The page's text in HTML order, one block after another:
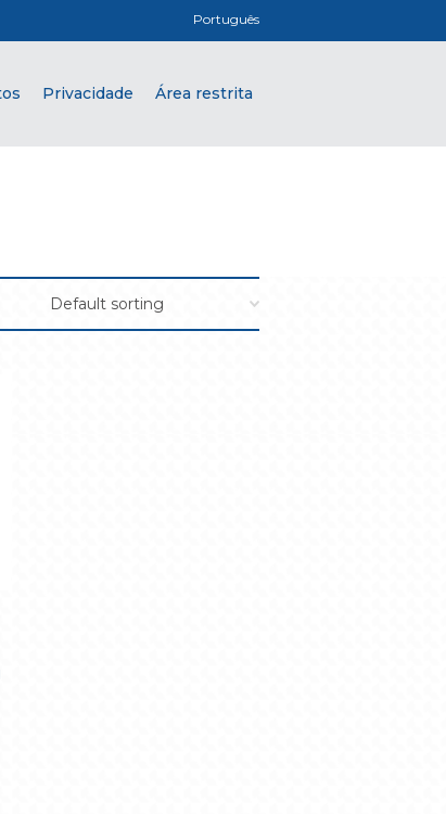
Português
Privacidade Área restrita